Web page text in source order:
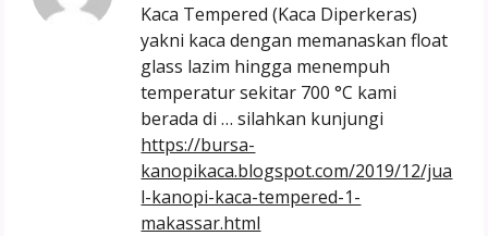
Kaca Tempered (Kaca Diperkeras)
yakni kaca dengan memanaskan float
glass lazim hingga menempuh
temperatur sekitar 700 °C kami
berada di … silahkan kunjungi
https://bursa-
kanopikaca.blogspot.com/2019/12/jua
l-kanopi-kaca-tempered-1-
makassar.html